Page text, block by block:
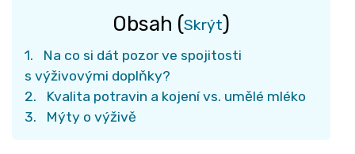
Obsah (Skrýt)
1.
Na co si dát pozor ve spojitosti
s výživovými doplňky?
2.
Kvalita potravin a kojení vs. umělé mléko
3.
Mýty o výživě